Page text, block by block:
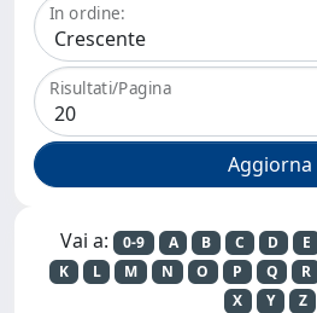
In ordine:
Risultati/Pagina
Vai a: 0-9 A B C D E
K
L M N O P Q R
X
Y Z